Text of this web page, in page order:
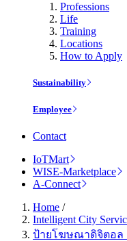
Professions
Life
Training
Locations
How to Apply
Sustainability
Employee
Contact
IoTMart
WISE-Marketplace
A-Connect
Home /
Intelligent City
ป้ายโฆษณาดิจิตอล